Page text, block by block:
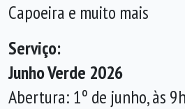
Capoeira e muito mais
Serviço:
Junho Verde 2026
Abertura: 1º de junho, às